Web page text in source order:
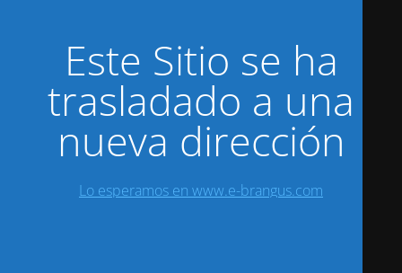
Este Sitio se ha
trasladado a una
nueva dirección
Lo esperamos en www.e-brangus.com